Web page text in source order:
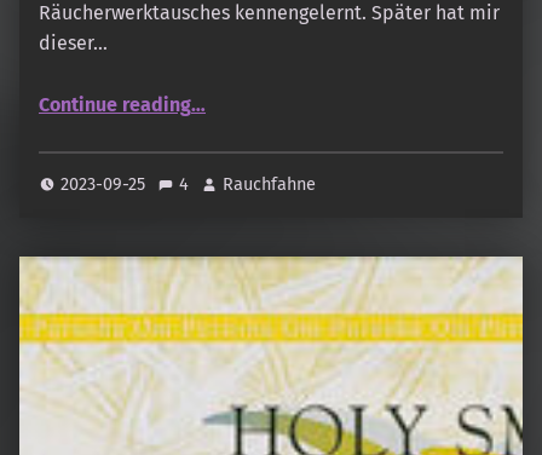
Räucherwerktausches kennengelernt. Später hat mir
dieser…
Continue reading…
2023-09-25 4 Rauchfahne